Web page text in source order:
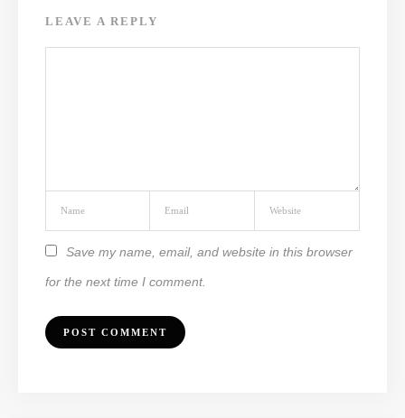
LEAVE A REPLY
Save my name, email, and website in this browser
for the next time I comment.